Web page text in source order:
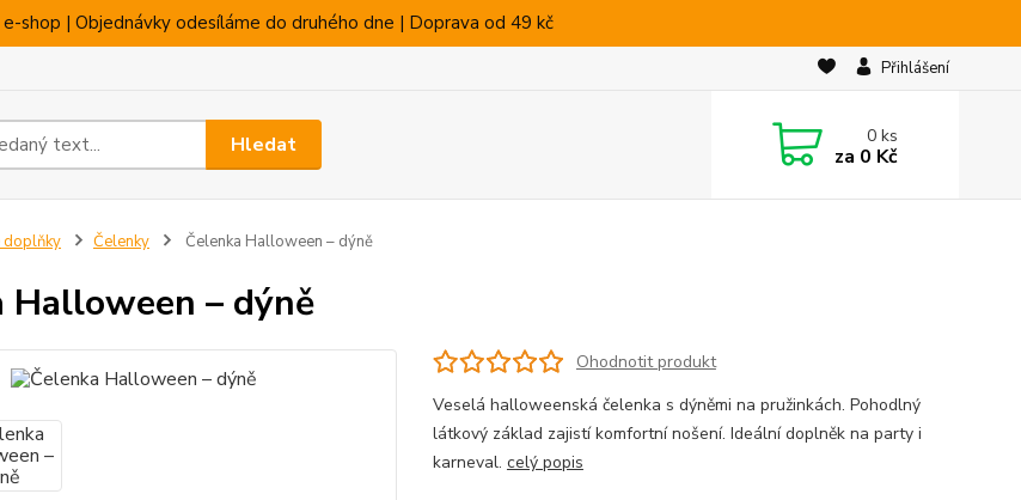
shop | Objednávky odesíláme do druhého dne | Doprava od 49 kč
Přihlášení
Hledat 0ks
za 0 Kč
Čelenky Čelenka Halloween – dýně
Halloween – dýně
Ohodnotit produkt
Veselá halloweenská čelenka s dýněmi na pružinkách. Pohodlný
látkový základ zajistí komfortní nošení. Ideální doplněk na party i
karneval. celý popis